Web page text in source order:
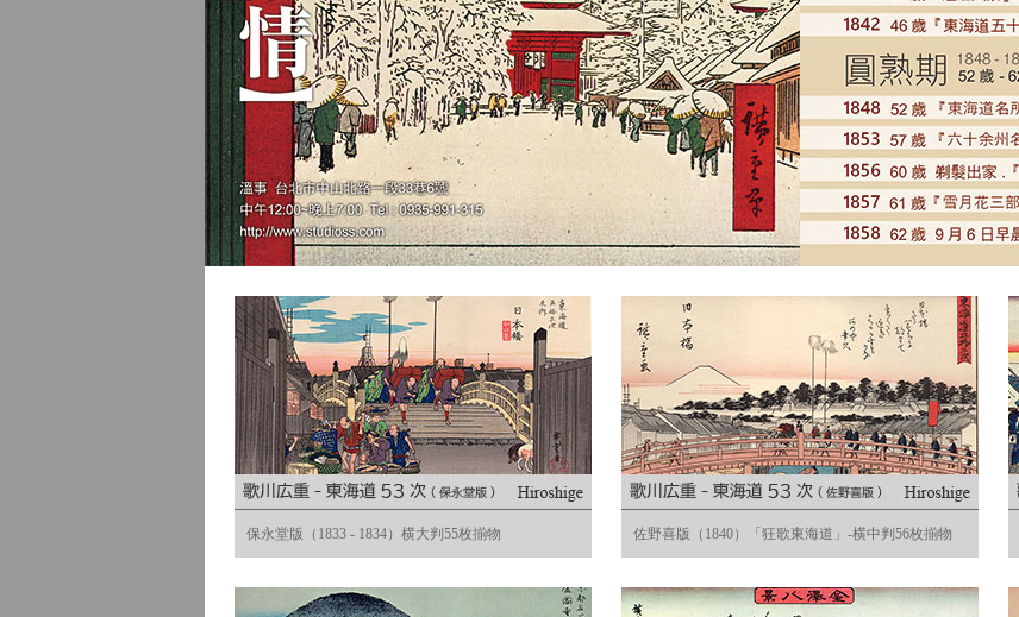
保永堂版（1833 - 1834）横大判55枚揃物 佐野喜版（1840）「狂歌東海道」-横中判56枚揃物